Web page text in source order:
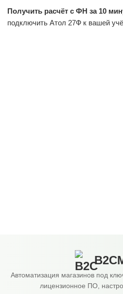
Получить расчёт с ФН за 10
подключить Атол 27Ф к вашей
Автоматизация магазинов под
лицензионное ПО,